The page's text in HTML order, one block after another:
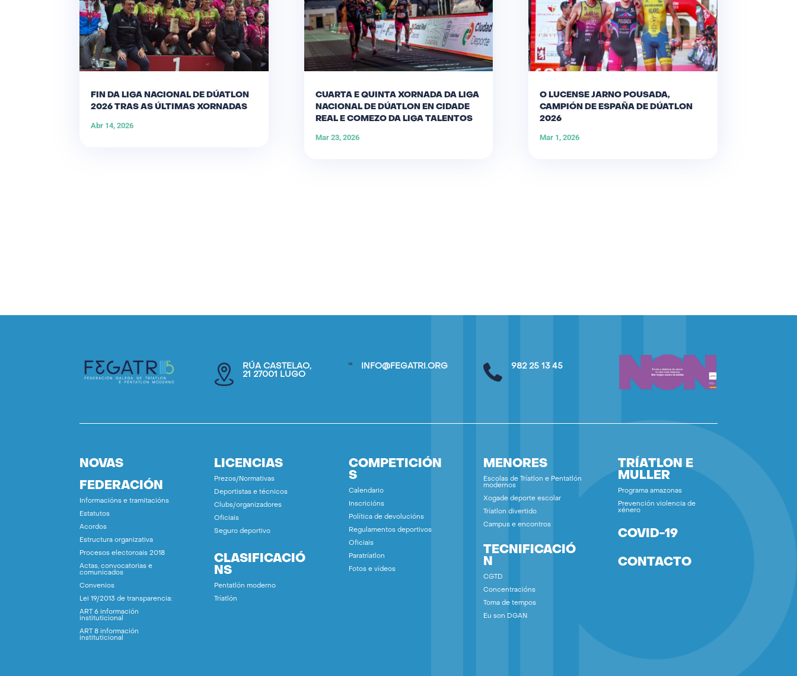
FIN DA LIGA NACIONAL DE DÚATLON
2026 TRAS AS ÚLTIMAS XORNADAS
Abr 14, 2026
CUARTA E QUINTA XORNADA DA LIGA
NACIONAL DE DÚATLON EN CIDADE
REAL E COMEZO DA LIGA TALENTOS
Mar 23, 2026
O LUCENSE JARNO POUSADA,
CAMPIÓN DE ESPAÑA DE DÚATLON
2026
Mar 1, 2026
RÚA CASTELAO,
21 27001 LUGO
INFO@FEGATRI.ORG 982 25 13 45
NOVAS
FEDERACIÓN
Informacións e tramitacións
Estatutos
Acordos
Estructura organizativa
Procesos electoroais 2018
Actas, convocatorias e
comunicados
Convenios
Lei 19/2013 de transparencia:
ART 6 información
instituticional
ART 8 información
instituticional
LICENCIAS
Prezos/Normativas
Deportistas e técnicos
Clubs/organizadores
Oficiais
Seguro deportivo
CLASIFICACIÓ
NS
Pentatlón moderno
Tríatlón
COMPETICIÓN
S
Calendario
Inscricións
Política de devolucións
Regulamentos deportivos
Oficiais
Paratríatlon
Fotos e vídeos
MENORES
Escolas de Tríatlon e Pentatlón
modernos
Xogade deporte escolar
Tríatlon divertido
Campus e encontros
TECNIFICACIÓ
N
CGTD
Concentracións
Toma de tempos
Eu son DGAN
TRÍATLON E
MULLER
Programa amazonas
Prevención violencia de
xénero
COVID-19
CONTACTO